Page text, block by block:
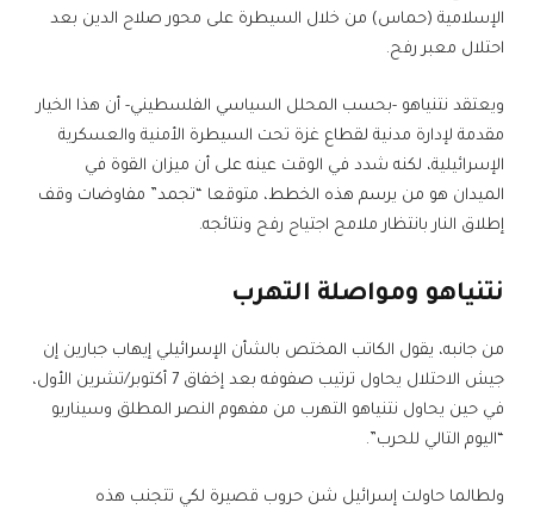
الإسلامية (حماس) من خلال السيطرة على محور صلاح الدين بعد
احتلال معبر رفح.
ويعتقد نتنياهو -بحسب المحلل السياسي الفلسطيني- أن هذا الخيار
مقدمة لإدارة مدنية لقطاع غزة تحت السيطرة الأمنية والعسكرية
الإسرائيلية، لكنه شدد في الوقت عينه على أن ميزان القوة في
الميدان هو من يرسم هذه الخطط، متوقعا “تجمد” مفاوضات وقف
إطلاق النار بانتظار ملامح اجتياح رفح ونتائجه.
نتنياهو ومواصلة التهرب
من جانبه، يقول الكاتب المختص بالشأن الإسرائيلي إيهاب جبارين إن
جيش الاحتلال يحاول ترتيب صفوفه بعد إخفاق 7 أكتوبر/تشرين الأول،
في حين يحاول نتنياهو التهرب من مفهوم النصر المطلق وسيناريو
“اليوم التالي للحرب”.
ولطالما حاولت إسرائيل شن حروب قصيرة لكي تتجنب هذه